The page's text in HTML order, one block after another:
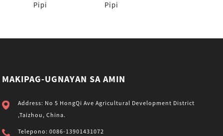
Pipi
Pipi
MAKIPAG-UGNAYAN SA AMIN
Address: No 5 HongQi Ave Agricultural Development District
,Taizhou, China.
Telepono: 0086-13901431072